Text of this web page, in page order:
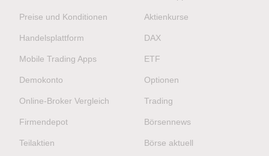
Preise und Konditionen
Handelsplattform
Mobile Trading Apps
Demokonto
Online-Broker Vergleich
Firmendepot
Teilaktien
Aktienkurse
DAX
ETF
Optionen
Trading
Börsennews
Börse aktuell